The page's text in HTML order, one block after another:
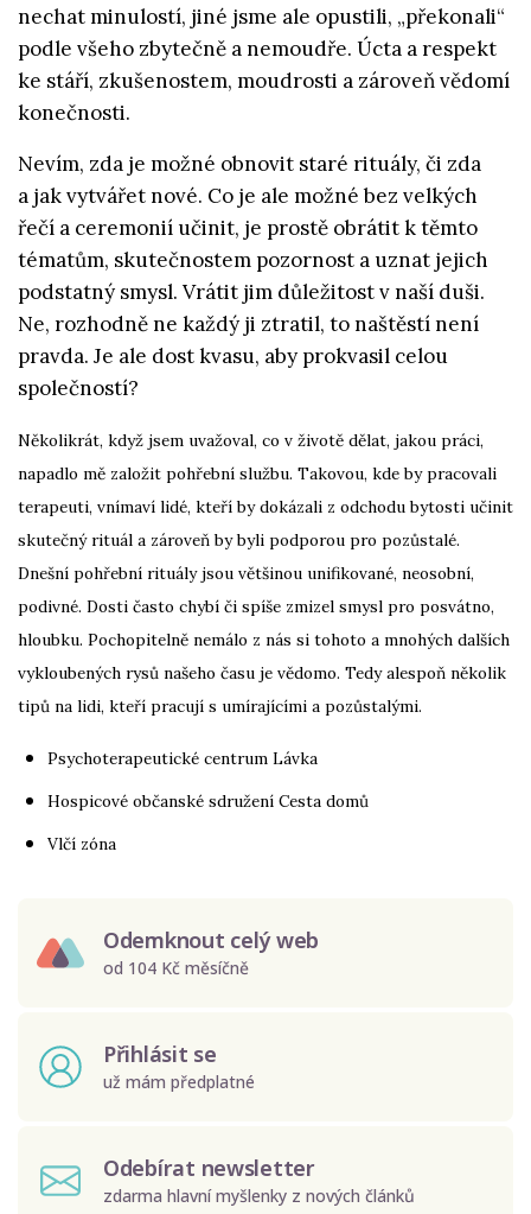
nechat minulostí, jiné jsme ale opustili, „překonali“
podle všeho zbytečně a nemoudře. Úcta a respekt
ke stáří, zkušenostem, moudrosti a zároveň vědomí
konečnosti.
Nevím, zda je možné obnovit staré rituály, či zda
a jak vytvářet nové. Co je ale možné bez velkých
řečí a ceremonií učinit, je prostě obrátit k těmto
tématům, skutečnostem pozornost a uznat jejich
podstatný smysl. Vrátit jim důležitost v naší duši.
Ne, rozhodně ne každý ji ztratil, to naštěstí není
pravda. Je ale dost kvasu, aby prokvasil celou
společností?
Několikrát, když jsem uvažoval, co v životě dělat, jakou práci,
napadlo mě založit pohřební službu. Takovou, kde by pracovali
terapeuti, vnímaví lidé, kteří by dokázali z odchodu bytosti učinit
skutečný rituál a zároveň by byli podporou pro pozůstalé.
Dnešní pohřební rituály jsou většinou unifikované, neosobní,
podivné. Dosti často chybí či spíše zmizel smysl pro posvátno,
hloubku. Pochopitelně nemálo z nás si tohoto a mnohých dalších
vykloubených rysů našeho času je vědomo. Tedy alespoň několik
tipů na lidi, kteří pracují s umírajícími a pozůstalými.
Psychoterapeutické centrum Lávka
Hospicové občanské sdružení Cesta domů
Vlčí zóna
Odemknout celý web
od 104 Kč měsíčně
Přihlásit se
už mám předplatné
Odebírat newsletter
zdarma hlavní myšlenky z nových článků